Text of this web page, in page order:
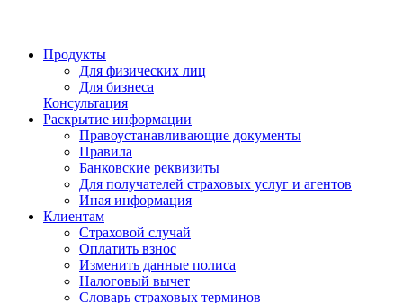
Продукты
Для физических лиц
Для бизнеса
Консультация
Раскрытие информации
Правоустанавливающие документы
Правила
Банковские реквизиты
Для получателей страховых услуг и агентов
Иная информация
Клиентам
Страховой случай
Оплатить взнос
Изменить данные полиса
Налоговый вычет
Словарь страховых терминов